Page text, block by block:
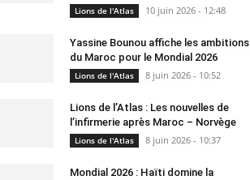
Lions de l'Atlas 10 juin 2026 - 12:48
Yassine Bounou affiche les ambitions
du Maroc pour le Mondial 2026
Lions de l'Atlas 8 juin 2026 - 10:52
Lions de l’Atlas : Les nouvelles de
l’infirmerie après Maroc – Norvège
Lions de l'Atlas 8 juin 2026 - 10:37
Mondial 2026 : Haïti domine la